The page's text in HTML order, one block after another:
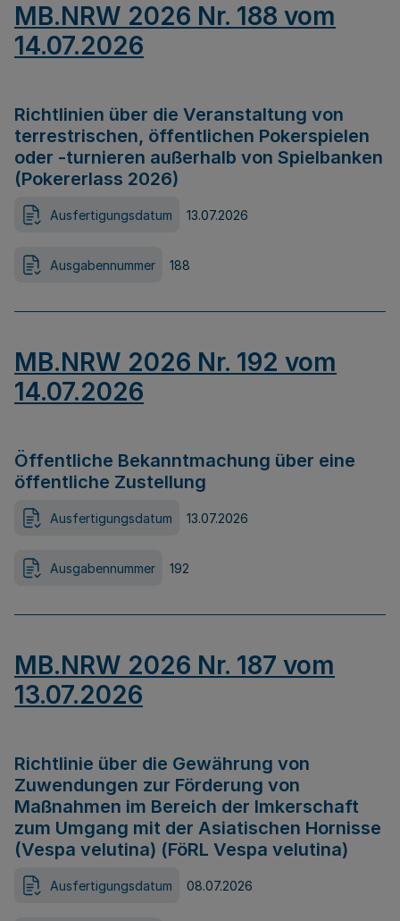
MB.NRW 2026 Nr. 188 vom
14.07.2026
Richtlinien über die Veranstaltung von
terrestrischen, öffentlichen Pokerspielen
oder -turnieren außerhalb von Spielbanken
(Pokererlass 2026)
Ausfertigungsdatum 13.07.2026
Ausgabennummer 188
MB.NRW 2026 Nr. 192 vom
14.07.2026
Öffentliche Bekanntmachung über eine
öffentliche Zustellung
Ausfertigungsdatum 13.07.2026
Ausgabennummer 192
MB.NRW 2026 Nr. 187 vom
13.07.2026
Richtlinie über die Gewährung von
Zuwendungen zur Förderung von
Maßnahmen im Bereich der Imkerschaft
zum Umgang mit der Asiatischen Hornisse
(Vespa velutina) (FöRL Vespa velutina)
Ausfertigungsdatum 08.07.2026